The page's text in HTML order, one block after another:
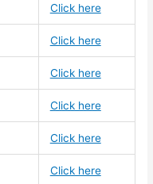
Click here
Click here
Click here
Click here
Click here
Click here